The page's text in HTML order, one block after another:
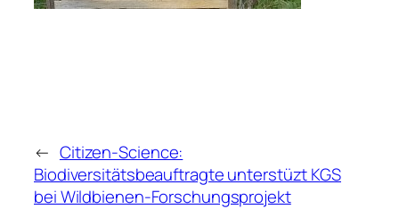
← Citizen-Science:
Biodiversitätsbeauftragte unterstüzt KGS
bei Wildbienen-Forschungsprojekt